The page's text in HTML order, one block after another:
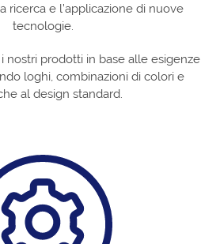
ricerca e l’applicazione di nuove
tecnologie.
nostri prodotti in base alle esigenze
loghi, combinazioni di colori e
al design standard.